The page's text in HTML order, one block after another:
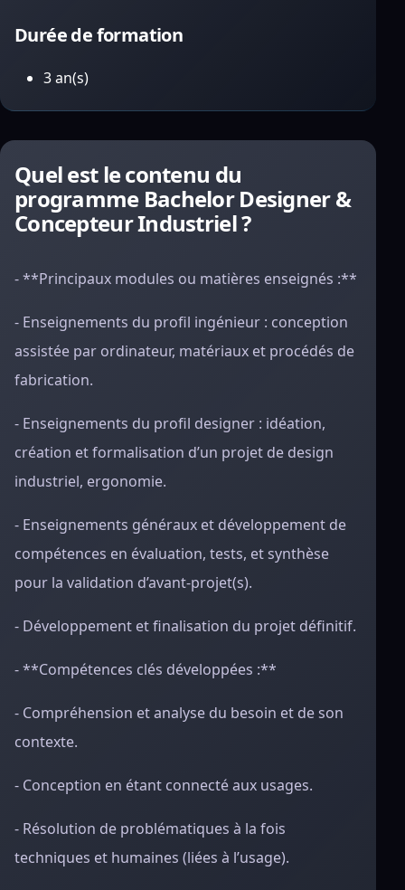
Durée de formation
3 an(s)
Quel est le contenu du
programme Bachelor Designer &
Concepteur Industriel ?
- **Principaux modules ou matières enseignés :**
- Enseignements du profil ingénieur : conception
assistée par ordinateur, matériaux et procédés de
fabrication.
- Enseignements du profil designer : idéation,
création et formalisation d’un projet de design
industriel, ergonomie.
- Enseignements généraux et développement de
compétences en évaluation, tests, et synthèse
pour la validation d’avant-projet(s).
- Développement et finalisation du projet définitif.
- **Compétences clés développées :**
- Compréhension et analyse du besoin et de son
contexte.
- Conception en étant connecté aux usages.
- Résolution de problématiques à la fois
techniques et humaines (liées à l’usage).